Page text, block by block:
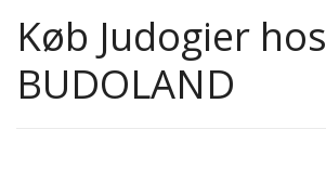
Køb Judogier hos
BUDOLAND